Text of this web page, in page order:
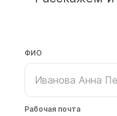
ФИО
Рабочая почта